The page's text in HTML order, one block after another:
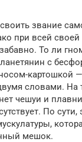
звание
при всей своей
То ли
с
картошкой
словами. На
чешуи и
По сути,
мешок.